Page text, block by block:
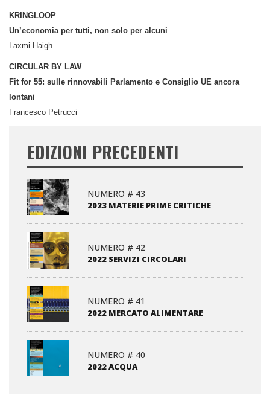
KRINGLOOP
Un’economia per tutti, non solo per alcuni
Laxmi Haigh
CIRCULAR BY LAW
Fit for 55: sulle rinnovabili Parlamento e Consiglio UE ancora
lontani
Francesco Petrucci
EDIZIONI PRECEDENTI
NUMERO # 43
2023 MATERIE PRIME CRITICHE
NUMERO # 42
2022 SERVIZI CIRCOLARI
NUMERO # 41
2022 MERCATO ALIMENTARE
NUMERO # 40
2022 ACQUA